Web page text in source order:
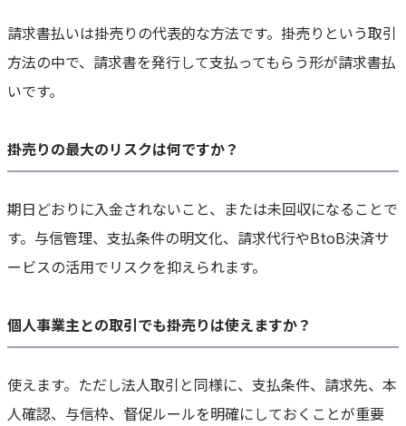
請求書払いは掛売りの代表的な方法です。掛売りという取引
方法の中で、請求書を発行して支払ってもらう形が請求書払
いです。
掛売りの最大のリスクは何ですか？
期日どおりに入金されないこと、または未回収になることで
す。与信管理、支払条件の明文化、請求代行やBtoB決済サ
ービスの活用でリスクを抑えられます。
個人事業主との取引でも掛売りは使えますか？
使えます。ただし法人取引と同様に、支払条件、請求先、本
人確認、与信枠、督促ルールを明確にしておくことが重要